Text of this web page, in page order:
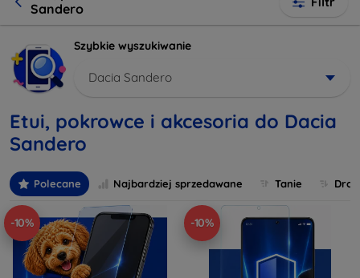
Sandero
Szybkie wyszukiwanie
Dacia Sandero
Etui, pokrowce i akcesoria do Dacia
Sandero
Polecane Najbardziej sprzedawane Tanie
-10% -10%